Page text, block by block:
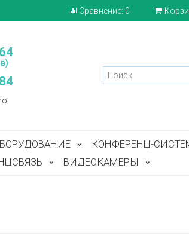
Сравнение: 0
КОНФЕРЕНЦ-
ВИДЕОКАМЕРЫ